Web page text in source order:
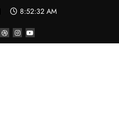
8:52:32 AM